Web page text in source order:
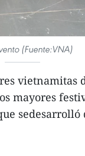
(Fuente:VNA)
vietnamitas
mayores